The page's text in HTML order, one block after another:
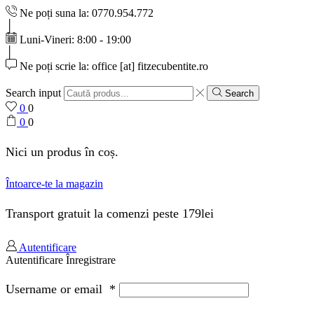
Ne poți suna la: 0770.954.772
Luni-Vineri: 8:00 - 19:00
Ne poți scrie la: office [at] fitzecubentite.ro
Search input Search
0 0
0 0
Nici un produs în coș.
Întoarce-te la magazin
Transport gratuit la comenzi peste 179lei
Autentificare
Autentificare Înregistrare
Username or email *